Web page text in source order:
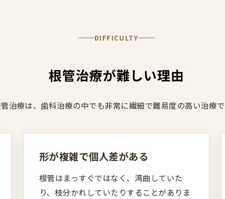
DIFFICULTY
根管治療が難しい理由
治療は、歯科治療の中でも非常に繊細で難易度の高い治療
形が複雑で個人差がある
根管はまっすぐではなく、湾曲していた
り、枝分かれしていたりすることがありま